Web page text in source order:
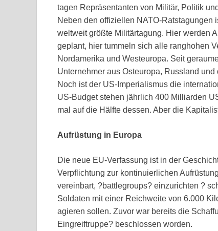
tagen Repräsentanten von Militär, Politik
Neben den offiziellen NATO-
weltweit größte Militärtagung. Hier werden
geplant, hier tummeln sich alle ranghohen
Nordamerika und Westeuropa. Seit
Unternehmer aus Osteuropa, Russland
Noch ist der US-Imperialismus die
US-Budget stehen jährlich 400 Milliarden
mal auf die Hälfte dessen. Aber die
Aufrüstung in Europa
Die neue EU-Verfassung ist in der
Verpflichtung zur kontinuierlichen
vereinbart, ?battlegroups? einzurichten ?
Soldaten mit einer Reichweite von 6.000
agieren sollen. Zuvor war bereits die
Eingreiftruppe? beschlossen worden.